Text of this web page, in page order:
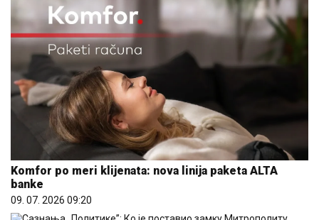
Komfor po meri klijenata: nova linija paketa ALTA
banke
09. 07. 2026 09:20